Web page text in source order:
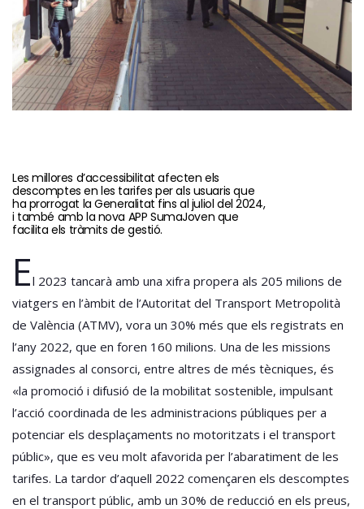
Les millores d’accessibilitat afecten els
descomptes en les tarifes per als usuaris que
ha prorrogat la Generalitat fins al juliol del 2024,
i també amb la nova APP SumaJoven que
facilita els tràmits de gestió.
El 2023 tancarà amb una xifra propera als 205 milions de
viatgers en l’àmbit de l’Autoritat del Transport Metropolità
de València (ATMV), vora un 30% més que els registrats en
l’any 2022, que en foren 160 milions. Una de les missions
assignades al consorci, entre altres de més tècniques, és
«la promoció i difusió de la mobilitat sostenible, impulsant
l’acció coordinada de les administracions públiques per a
potenciar els desplaçaments no motoritzats i el transport
públic», que es veu molt afavorida per l’abaratiment de les
tarifes. La tardor d’aquell 2022 començaren els descomptes
en el transport públic, amb un 30% de reducció en els preus,